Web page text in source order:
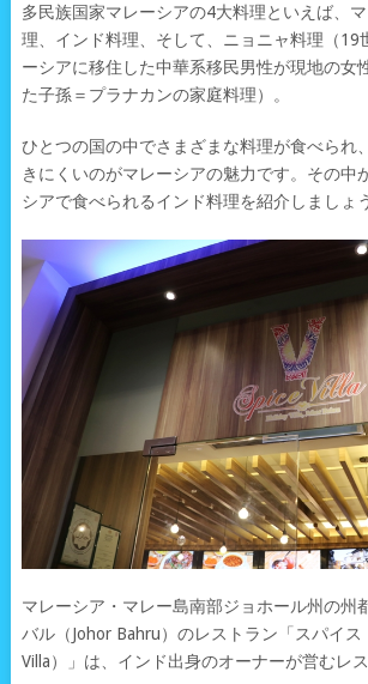
多民族国家マレーシアの4大料理といえば、
理、インド料理、そして、ニョニャ料理（19
ーシアに移住した中華系移民男性が現地の女
た子孫＝プラナカンの家庭料理）。
ひとつの国の中でさまざまな料理が食べられ
きにくいのがマレーシアの魅力です。その中
シアで食べられるインド料理を紹介しましょう
マレーシア・マレー島南部ジョホール州の州
バル（Johor Bahru）のレストラン「スパイス
Villa）」は、インド出身のオーナーが営むレス